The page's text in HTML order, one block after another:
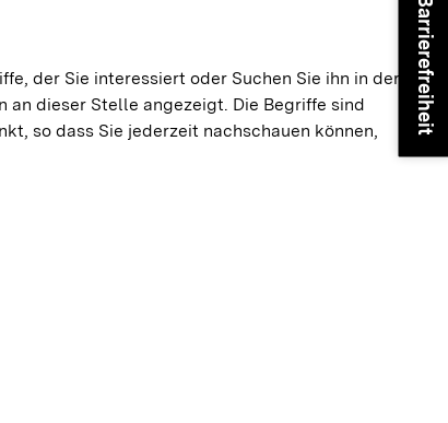
der Sie interessiert oder Suchen Sie ihn in der
an dieser Stelle angezeigt. Die Begriffe sind
so dass Sie jederzeit nachschauen können,
Barrierefreiheit